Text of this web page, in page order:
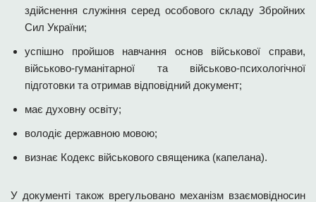
здійснення служіння серед особового складу Збройних
Сил України;
успішно пройшов навчання основ військової справи,
військово-гуманітарної та військово-психологічної
підготовки та отримав відповідний документ;
має духовну освіту;
володіє державною мовою;
визнає Кодекс військового священика (капелана).
У документі також врегульовано механізм взаємовідносин